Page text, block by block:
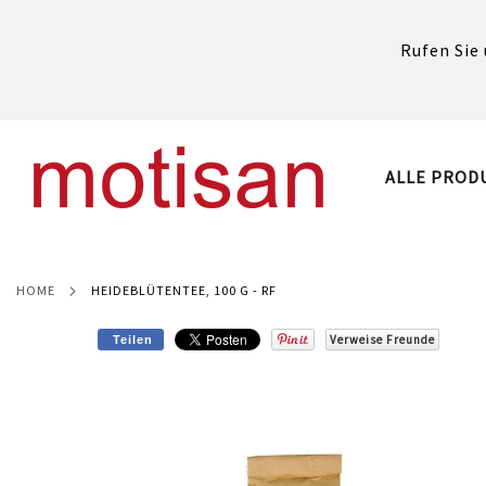
Rufen
ALLE
HOME HEIDEBLÜTENTEE, 100 G - RF
Teilen Verweise Freunde